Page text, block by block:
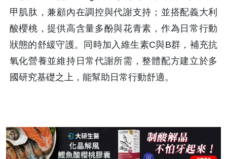
甲肌肽，兼顧內在調控與代謝支持；並搭配義大利
酸櫻桃，提供高含量多酚與花青素，作為日常行動
狀態的舒緩守護。同時加入維生素C與B群，補充抗
氧化營養並維持日常代謝所需，整體配方建立於多
國研究基礎之上，能幫助日常行動舒適。